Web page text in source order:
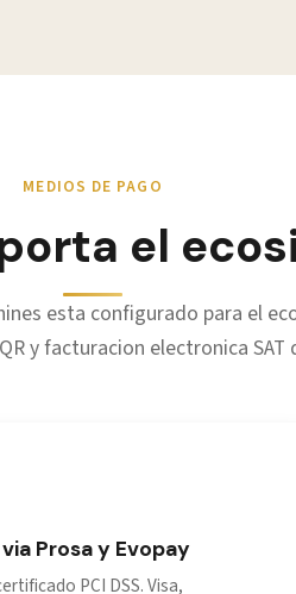
MEDIOS DE PAGO
el
esta configurado para el
y facturacion electronica SAT
Prosa y Evopay
PCI DSS. Visa,